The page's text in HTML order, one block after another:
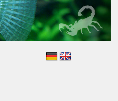
Gartenteich
Goldfische und Koi
Krebse
Labyrinther